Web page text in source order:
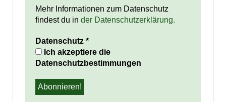
Mehr Informationen zum Datenschutz
findest du in der Datenschutzerklärung.
Datenschutz *
Ich akzeptiere die
Datenschutzbestimmungen